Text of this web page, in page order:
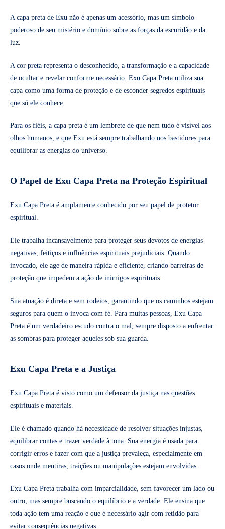
A capa preta de Exu não é apenas um acessório, mas um símbolo
poderoso de seu mistério e domínio sobre as forças da escuridão e da
luz.
A cor preta representa o desconhecido, a transformação e a capacidade
de ocultar e revelar conforme necessário. Exu Capa Preta utiliza sua
capa como uma forma de proteção e de esconder segredos espirituais
que só ele conhece.
Para os fiéis, a capa preta é um lembrete de que nem tudo é visível aos
olhos humanos, e que Exu está sempre trabalhando nos bastidores para
equilibrar as energias do universo.
O Papel de Exu Capa Preta na Proteção Espiritual
Exu Capa Preta é amplamente conhecido por seu papel de protetor
espiritual.
Ele trabalha incansavelmente para proteger seus devotos de energias
negativas, feitiços e influências espirituais prejudiciais. Quando
invocado, ele age de maneira rápida e eficiente, criando barreiras de
proteção que impedem a ação de inimigos espirituais.
Sua atuação é direta e sem rodeios, garantindo que os caminhos estejam
seguros para quem o invoca com fé. Para muitas pessoas, Exu Capa
Preta é um verdadeiro escudo contra o mal, sempre disposto a enfrentar
as sombras para proteger aqueles sob sua guarda.
Exu Capa Preta e a Justiça
Exu Capa Preta é visto como um defensor da justiça nas questões
espirituais e materiais.
Ele é chamado quando há necessidade de resolver situações injustas,
equilibrar contas e trazer verdade à tona. Sua energia é usada para
corrigir erros e fazer com que a justiça prevaleça, especialmente em
casos onde mentiras, traições ou manipulações estejam envolvidas.
Exu Capa Preta trabalha com imparcialidade, sem favorecer um lado ou
outro, mas sempre buscando o equilíbrio e a verdade. Ele ensina que
toda ação tem uma reação e que é necessário agir com retidão para
evitar consequências negativas.